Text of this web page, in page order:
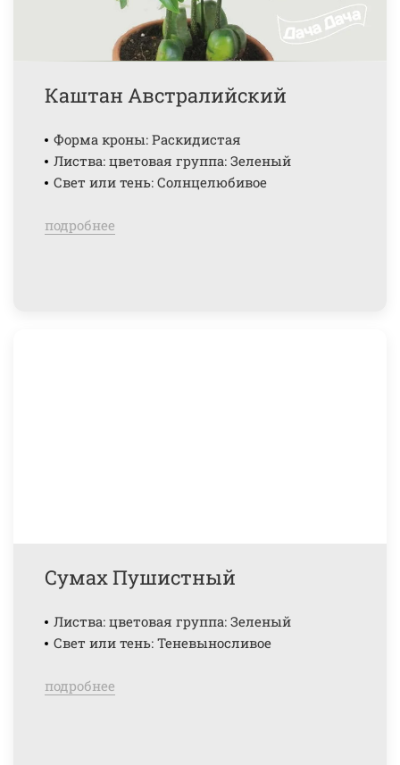
Каштан Австралийский
Форма кроны: Раскидистая
Листва: цветовая группа: Зеленый
Свет или тень: Солнцелюбивое
подробнее
Сумах Пушистный
Листва: цветовая группа: Зеленый
Свет или тень: Теневыносливое
подробнее